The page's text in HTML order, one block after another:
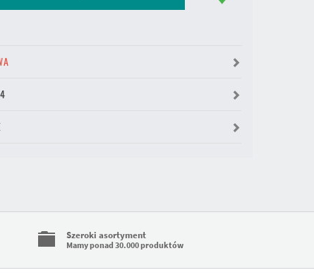
Szeroki asortyment
Mamy ponad 30.000 produktów